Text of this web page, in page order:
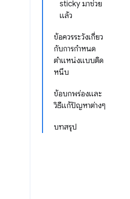
sticky มาช่วย
แล้ว
ข้อควรระวังเกี่ยว
กับการกำหนด
ตำแหน่งแบบติด
หนึบ
ข้อบกพร่องและ
วิธีแก้ปัญหาต่างๆ
บทสรุป